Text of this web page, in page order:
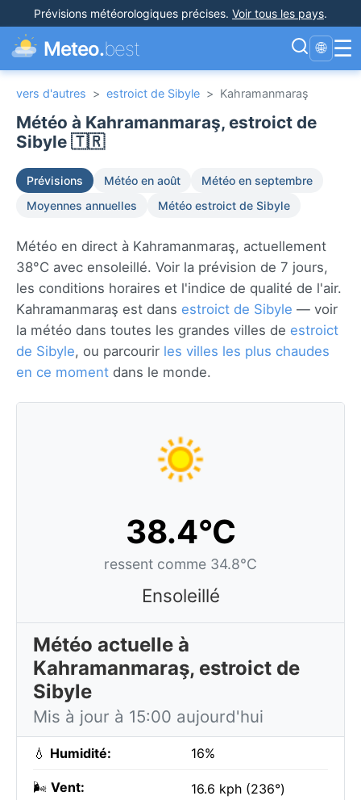
Prévisions météorologiques précises. Voir tous les pays.
Meteo.best 🌐 ☰
vers d'autres > estroict de Sibyle > Kahramanmaraş
Météo à Kahramanmaraş, estroict de
Sibyle 🇹🇷
Prévisions Météo en août
Météo en septembre
Moyennes annuelles
Météo estroict de Sibyle
Météo en direct à Kahramanmaraş, actuellement
38°C avec ensoleillé. Voir la prévision de 7 jours,
les conditions horaires et l'indice de qualité de l'air.
Kahramanmaraş est dans estroict de Sibyle — voir
la météo dans toutes les grandes villes de estroict
de Sibyle, ou parcourir les villes les plus chaudes
en ce moment dans le monde.
38.4°C
ressent comme 34.8°C
Ensoleillé
Météo actuelle à
Kahramanmaraş, estroict de
Sibyle
Mis à jour à 15:00 aujourd'hui
💧 Humidité: 16%
🌬️ Vent: 16.6 kph (236°)